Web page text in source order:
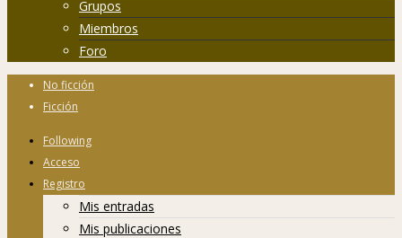
Grupos
Miembros
Foro
No ficción
Ficción
Following
Acceso
Registro
Mis entradas
Mis publicaciones